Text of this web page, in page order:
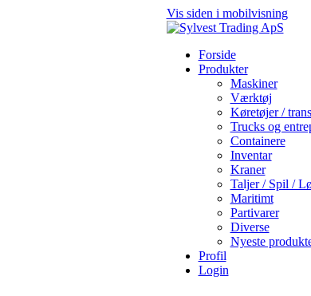
Vis siden i mobilvisning
Forside
Produkter
Maskiner
Værktøj
Køretøjer /
Trucks og
Containere
Inventar
Kraner
Taljer / Spil /
Maritimt
Partivarer
Diverse
Nyeste
Profil
Login